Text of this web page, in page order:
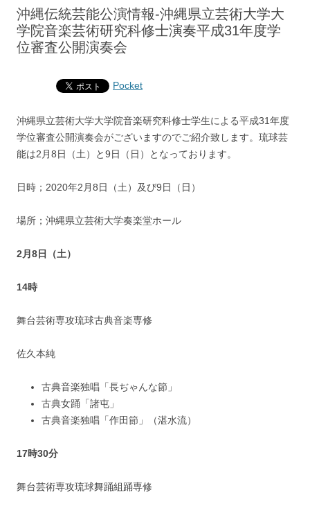
沖縄伝統芸能公演情報-沖縄県立芸術大学大
学院音楽芸術研究科修士演奏平成31年度学
位審査公開演奏会
Pocket
沖縄県立芸術大学大学院音楽研究科修士学生による平成31年度
学位審査公開演奏会がございますのでご紹介致します。琉球芸
能は2月8日（土）と9日（日）となっております。
日時；2020年2月8日（土）及び9日（日）
場所；沖縄県立芸術大学奏楽堂ホール
2月8日（土）
14時
舞台芸術専攻琉球古典音楽専修
佐久本純
古典音楽独唱「長ぢゃんな節」
古典女踊「諸屯」
古典音楽独唱「作田節」（湛水流）
17時30分
舞台芸術専攻琉球舞踊組踊専修